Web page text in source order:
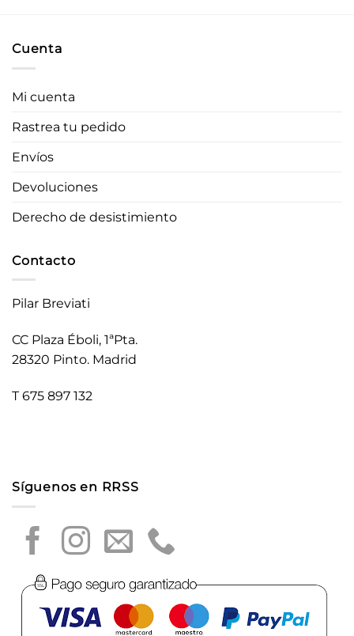
Cuenta
Mi cuenta
Rastrea tu pedido
Envíos
Devoluciones
Derecho de desistimiento
Contacto
Pilar Breviati
CC Plaza Éboli, 1ªPta.
28320 Pinto. Madrid
T 675 897 132
Síguenos en RRSS